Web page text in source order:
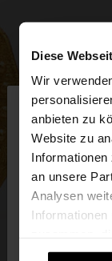
Diese
Wir
anbieten zu
Website zu
an unsere
Analysen
die sie im
hallo
Sie greifen
Möchten Sie